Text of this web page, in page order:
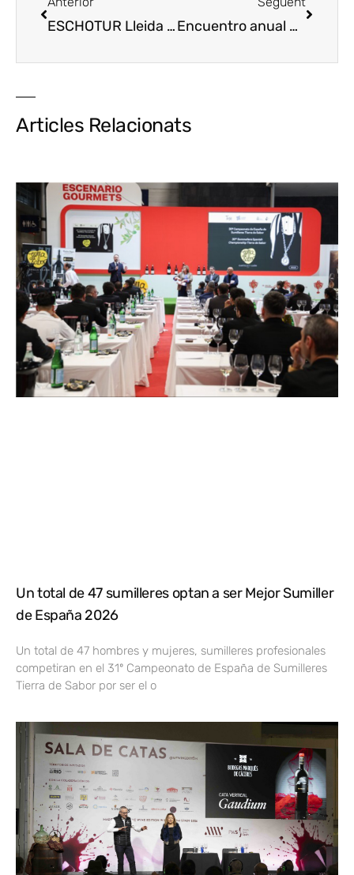
ESCHOTUR Lleida mira hacia el enoturismo Encuentro anual de la DO Costers del Segre en Castell d’Encus
Articles Relacionats
Un total de 47 sumilleres optan a ser Mejor Sumiller
de España 2026
Un total de 47 hombres y mujeres, sumilleres profesionales
competiran en el 31º Campeonato de España de Sumilleres
Tierra de Sabor por ser el o